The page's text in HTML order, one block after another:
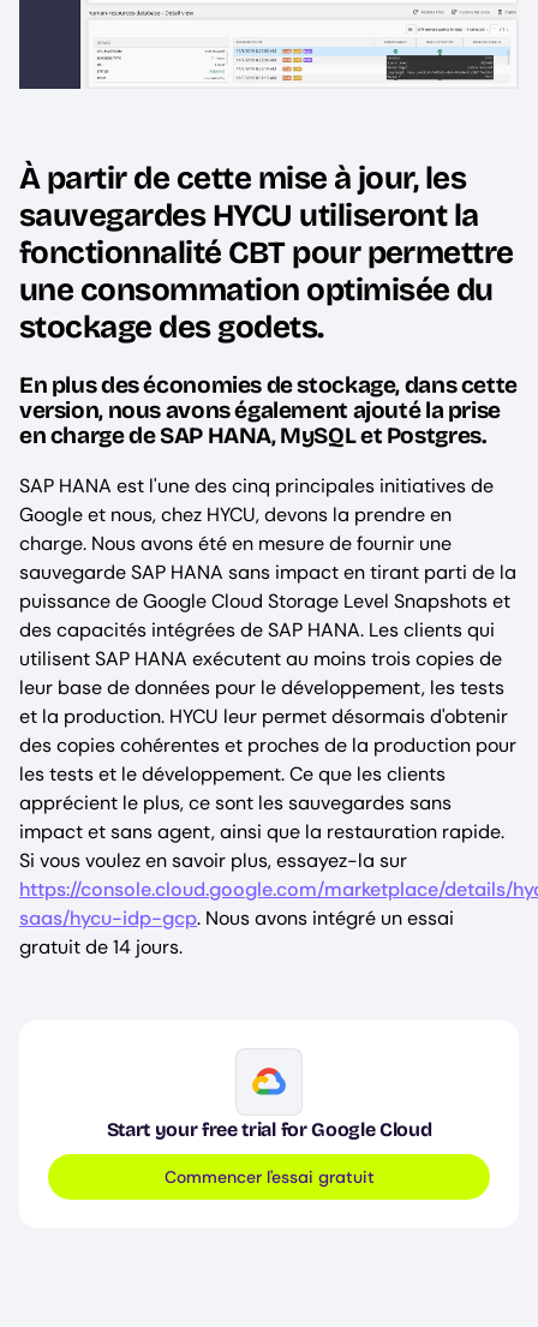
À partir de cette mise à jour, les
sauvegardes HYCU utiliseront la
fonctionnalité CBT pour permettre
une consommation optimisée du
stockage des godets.
En plus des économies de stockage, dans cette
version, nous avons également ajouté la prise
en charge de SAP HANA, MySQL et Postgres.
SAP HANA est l'une des cinq principales initiatives de
Google et nous, chez HYCU, devons la prendre en
charge. Nous avons été en mesure de fournir une
sauvegarde SAP HANA sans impact en tirant parti de la
puissance de Google Cloud Storage Level Snapshots et
des capacités intégrées de SAP HANA. Les clients qui
utilisent SAP HANA exécutent au moins trois copies de
leur base de données pour le développement, les tests
et la production. HYCU leur permet désormais d'obtenir
des copies cohérentes et proches de la production pour
les tests et le développement. Ce que les clients
apprécient le plus, ce sont les sauvegardes sans
impact et sans agent, ainsi que la restauration rapide.
Si vous voulez en savoir plus, essayez-la sur
https://console.cloud.google.com/marketplace/details/
saas/hycu-idp-gcp. Nous avons intégré un essai
gratuit de 14 jours.
Image
Start your free trial for Google Cloud
Commencer l'essai gratuit